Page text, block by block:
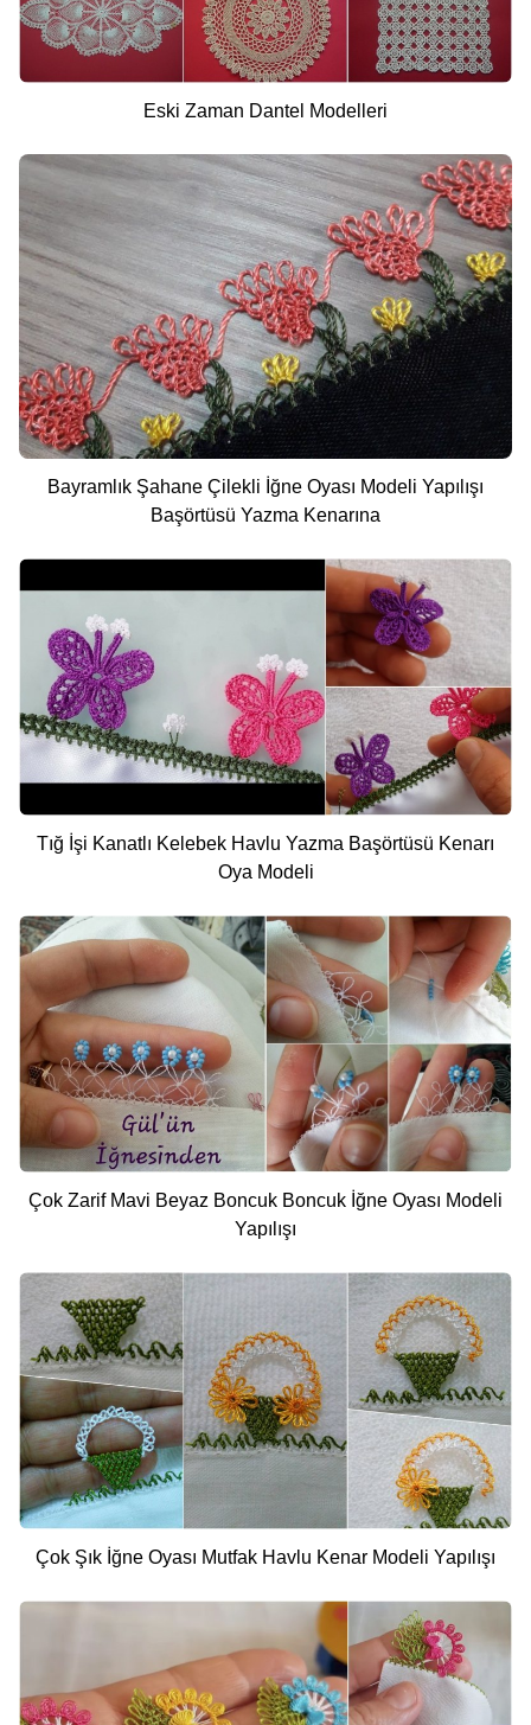
Eski Zaman Dantel Modelleri
Bayramlık Şahane Çilekli İğne Oyası Modeli Yapılışı
Başörtüsü Yazma Kenarına
Tığ İşi Kanatlı Kelebek Havlu Yazma Başörtüsü Kenarı
Oya Modeli
Çok Zarif Mavi Beyaz Boncuk Boncuk İğne Oyası Modeli
Yapılışı
Çok Şık İğne Oyası Mutfak Havlu Kenar Modeli Yapılışı